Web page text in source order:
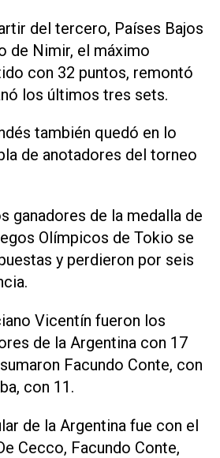
del tercero, Países Bajos
de Nimir, el máximo
con 32 puntos, remontó
los últimos tres sets.
también quedó en lo
de anotadores del torneo
ganadores de la medalla de
Olímpicos de Tokio se
y perdieron por seis
Vicentín fueron los
de la Argentina con 17
Facundo Conte, con
con 11.
de la Argentina fue con el
Cecco, Facundo Conte,